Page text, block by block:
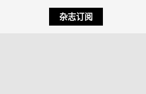
杂志订阅